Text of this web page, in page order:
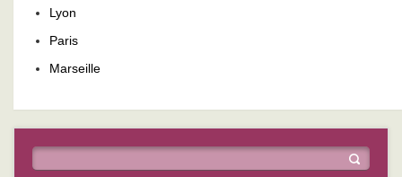
Lyon
Paris
Marseille